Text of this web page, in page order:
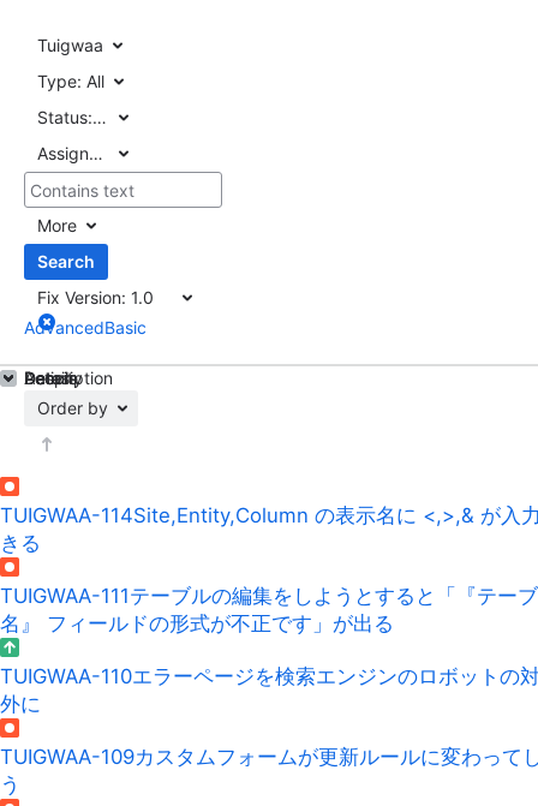
Tuigwaa
Type: All
Status:All
Assignee:
All
More
Search
Fix Version: 1.0
AdvancedBasic
Order by
TUIGWAA-114Site,Entity,Column の表示名に <,>,& が入
きる
TUIGWAA-111テーブルの編集をしようとすると「『テー
名』 フィールドの形式が不正です」が出る
TUIGWAA-110エラーページを検索エンジンのロボットの
外に
TUIGWAA-109カスタムフォームが更新ルールに変わって
う
Details
Description
Activity
People
Dates